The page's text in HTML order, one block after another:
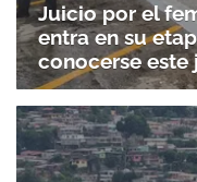
Juicio por el
entra en su
conocerse este